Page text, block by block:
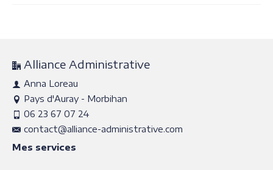
Alliance Administrative
Anna Loreau
Pays d'Auray - Morbihan
06 23 67 07 24
contact@alliance-administrative.com
Mes services